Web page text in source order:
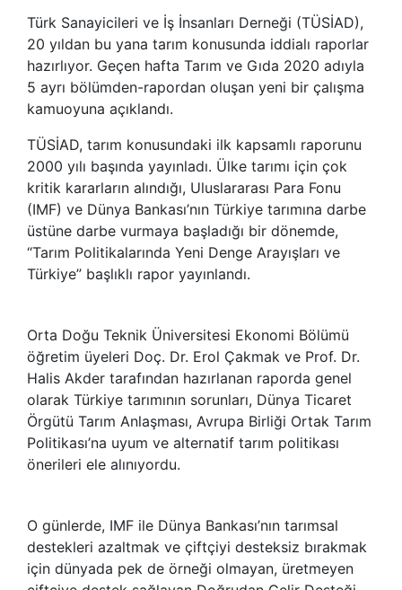
Türk Sanayicileri ve İş İnsanları Derneği (TÜSİAD),
20 yıldan bu yana tarım konusunda iddialı raporlar
hazırlıyor. Geçen hafta Tarım ve Gıda 2020 adıyla
5 ayrı bölümden-rapordan oluşan yeni bir çalışma
kamuoyuna açıklandı.
TÜSİAD, tarım konusundaki ilk kapsamlı raporunu
2000 yılı başında yayınladı. Ülke tarımı için çok
kritik kararların alındığı, Uluslararası Para Fonu
(IMF) ve Dünya Bankası’nın Türkiye tarımına darbe
üstüne darbe vurmaya başladığı bir dönemde,
“Tarım Politikalarında Yeni Denge Arayışları ve
Türkiye” başlıklı rapor yayınlandı.
Orta Doğu Teknik Üniversitesi Ekonomi Bölümü
öğretim üyeleri Doç. Dr. Erol Çakmak ve Prof. Dr.
Halis Akder tarafından hazırlanan raporda genel
olarak Türkiye tarımının sorunları, Dünya Ticaret
Örgütü Tarım Anlaşması, Avrupa Birliği Ortak Tarım
Politikası’na uyum ve alternatif tarım politikası
önerileri ele alınıyordu.
O günlerde, IMF ile Dünya Bankası’nın tarımsal
destekleri azaltmak ve çiftçiyi desteksiz bırakmak
için dünyada pek de örneği olmayan, üretmeyen